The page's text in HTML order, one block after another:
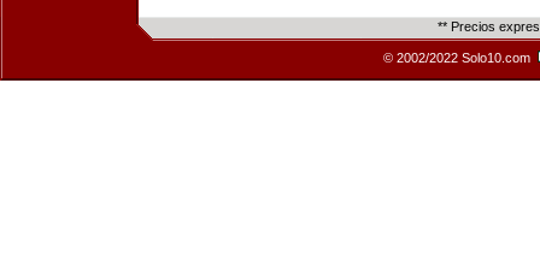
** Precios
© 2002/2022 Solo10.com